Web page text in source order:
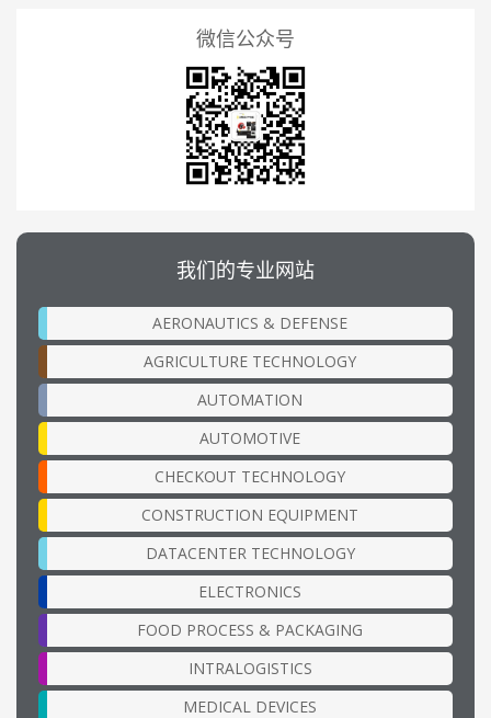
微信公众号
我们的专业网站
AERONAUTICS & DEFENSE
AGRICULTURE TECHNOLOGY
AUTOMATION
AUTOMOTIVE
CHECKOUT TECHNOLOGY
CONSTRUCTION EQUIPMENT
DATACENTER TECHNOLOGY
ELECTRONICS
FOOD PROCESS & PACKAGING
INTRALOGISTICS
MEDICAL DEVICES